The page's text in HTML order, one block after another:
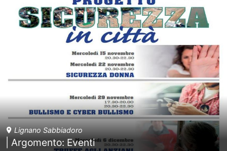
Lignano Sabbiadoro
| Argomento: Eventi